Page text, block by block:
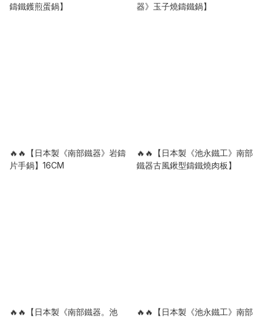
鑄鐵鑊煎蛋鍋】
器》玉子燒鑄鐵鍋】
🔥🔥【日本製《南部鐵器》岩鑄
片手鍋】16CM
🔥🔥【日本製《池永鐵工》南部
鐵器古風鍬型鑄鐵燒肉板】
🔥🔥【日本製《南部鐵器。池
🔥🔥【日本製《池永鐵工》南部